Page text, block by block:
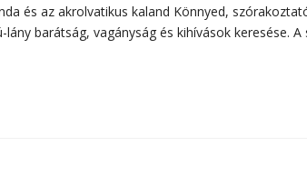
és az akrolvatikus kaland Könnyed,
barátság, vagányság és kihívások keresése. A